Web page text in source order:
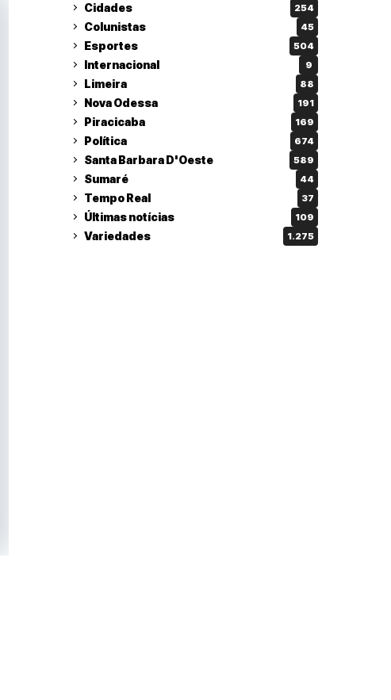
Cidades 254
Colunistas 45
Esportes 504
Internacional 9
Limeira 88
Nova Odessa 191
Piracicaba 169
Política 674
Santa Barbara D'Oeste 589
Sumaré 44
Tempo Real 37
Últimas notícias 109
Variedades 1.275